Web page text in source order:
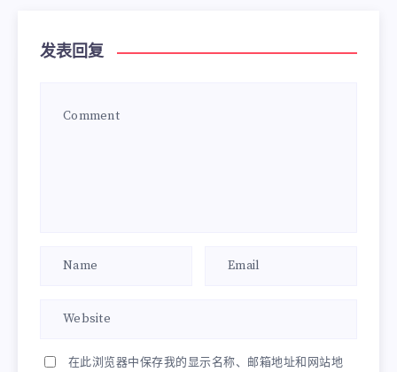
发表回复
在此浏览器中保存我的显示名称、邮箱地址和网站地